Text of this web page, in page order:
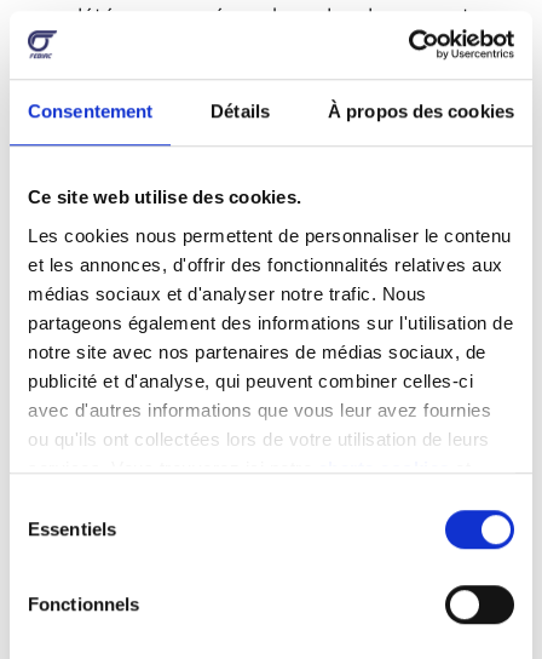
Consentement Détails À propos des cookies
Ce site web utilise des cookies.
Les cookies nous permettent de personnaliser le contenu
et les annonces, d'offrir des fonctionnalités relatives aux
médias sociaux et d'analyser notre trafic. Nous
partageons également des informations sur l'utilisation de
notre site avec nos partenaires de médias sociaux, de
publicité et d'analyse, qui peuvent combiner celles-ci
avec d'autres informations que vous leur avez fournies
ou qu'ils ont collectées lors de votre utilisation de leurs
services. Vous trouverez ici notrecharte cookieset
Essentiels
Fonctionnels
complétée pour répondre plus largement aux
demandes des clients qui n’ont pas pensé à tout
lors de l’achat ou qui ont de nouveaux besoins au
fil du temps. Certaines options à gestion
divertissement) et les écrans digitaux ont allongé
l’explosion récente des applications ont amené les
conducteurs à souhaiter les mêmes outils à bord
du véhicule. Les voitures électriques et
connectées révolutionnent profondément
l’automobile. Vous pouvez obtenir des services ou
options en payant un abonnement auprès du
constructeur. Un système à la carte pour le plaisir
de tous.
Image